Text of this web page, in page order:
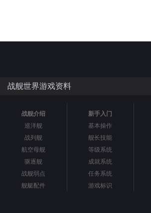
战舰世界游戏资料
战舰介绍
巡洋舰
战列舰
航空母舰
驱逐舰
战舰弱点
舰艇配件
新手入门
基本操作
舰长技能
等级系统
成就系统
任务系统
游戏标识